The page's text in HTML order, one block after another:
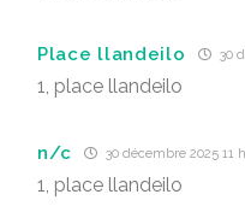
Place llandeilo 30
1, place llandeilo
n/c 30 décembre 2025 11
1, place llandeilo